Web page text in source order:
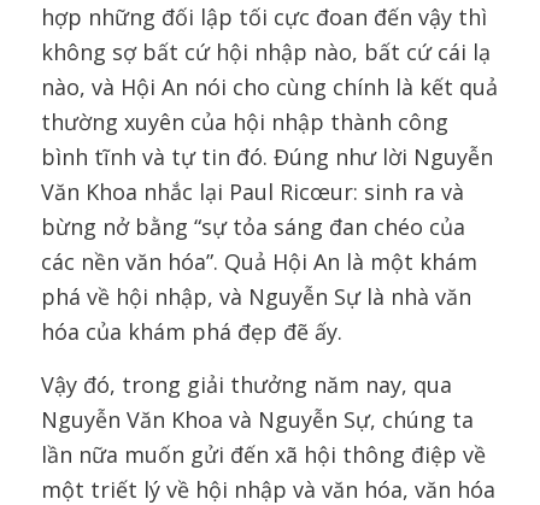
hợp những đối lập tối cực đoan đến vậy thì
không sợ bất cứ hội nhập nào, bất cứ cái lạ
nào, và Hội An nói cho cùng chính là kết quả
thường xuyên của hội nhập thành công
bình tĩnh và tự tin đó. Đúng như lời Nguyễn
Văn Khoa nhắc lại Paul Ricœur: sinh ra và
bừng nở bằng “sự tỏa sáng đan chéo của
các nền văn hóa”. Quả Hội An là một khám
phá về hội nhập, và Nguyễn Sự là nhà văn
hóa của khám phá đẹp đẽ ấy.
Vậy đó, trong giải thưởng năm nay, qua
Nguyễn Văn Khoa và Nguyễn Sự, chúng ta
lần nữa muốn gửi đến xã hội thông điệp về
một triết lý về hội nhập và văn hóa, văn hóa